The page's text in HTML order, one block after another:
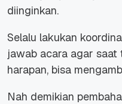
diinginkan.
Selalu lakukan
jawab acara agar
harapan, bisa
Nah demikian